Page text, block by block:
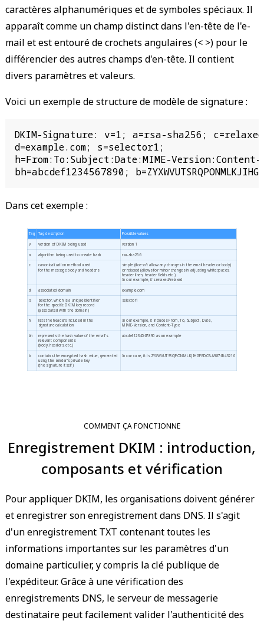
caractères alphanumériques et de symboles spéciaux. Il
apparaît comme un champ distinct dans l'en-tête de l'e-
mail et est entouré de crochets angulaires (< >) pour le
différencier des autres champs d'en-tête. Il contient
divers paramètres et valeurs.
Voici un exemple de structure de modèle de signature :
DKIM-Signature: v=1; a=rsa-sha256;
d=example.com; s=selector1;
h=From:To:Subject:Date:MIME-Version:Content-
bh=abcdef1234567890;
Dans cet exemple :
Tag Tag description Possible values
v version of DKIM being used version 1
a algorithm being used to create hash rsa-sha256
c
canonicalization method used
for the message body and headers
simple (doesn't allow any changes in the email header or body)
or relaxed (allows for minor changes in adjusting whitespaces,
header lines, header fields etc.)
In our example, it's relaxed/relaxed
d associated domain example.com
s selector, which is a unique identifier
for the specific DKIM key record
(associated with the domain)
selector1
h lists the headers included in the
signature calculation
In our example, it includes From, To, Subject, Date,
MIME-Version, and Content-Type
bh
represents the hash value of the email's
relevant components
(body, headers, etc.)
abcdef1234567890 as an example
b
contains the encrypted hash value, generated
using the sender's private key
(the signature itself)
In our case, it is ZYXWVUTSRQPONMLKJIHGFEDCBA9876543210
COMMENT ÇA FONCTIONNE
Enregistrement DKIM : introduction,
composants et vérification
Pour appliquer DKIM, les organisations doivent générer
et enregistrer son enregistrement dans DNS. Il s'agit
d'un enregistrement TXT contenant toutes les
informations importantes sur les paramètres d'un
domaine particulier, y compris la clé publique de
l'expéditeur. Grâce à une vérification des
enregistrements DNS, le serveur de messagerie
destinataire peut facilement valider l'authenticité des